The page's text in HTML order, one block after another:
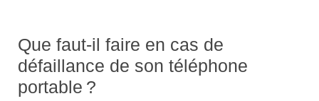
Que faut-il faire en cas de
défaillance de son téléphone
portable ?